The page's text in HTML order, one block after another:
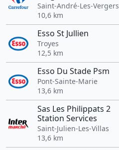
Saint-André-Les-Vergers
10,6 km
Esso St Jullien
Troyes
12,5 km
Esso Du Stade Psm
Pont-Sainte-Marie
13,6 km
Sas Les Philippats 2
Station Services
Saint-Julien-Les-Villas
13,6 km